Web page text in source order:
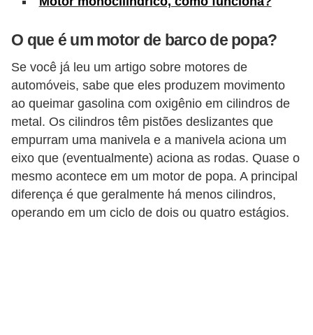
O que é um motor de barco de popa?
Se você já leu um artigo sobre motores de
automóveis, sabe que eles produzem movimento
ao queimar gasolina com oxigênio em cilindros de
metal. Os cilindros têm pistões deslizantes que
empurram uma manivela e a manivela aciona um
eixo que (eventualmente) aciona as rodas. Quase o
mesmo acontece em um motor de popa. A principal
diferença é que geralmente há menos cilindros,
operando em um ciclo de dois ou quatro estágios.
B
c
i
c
l
e
t
a